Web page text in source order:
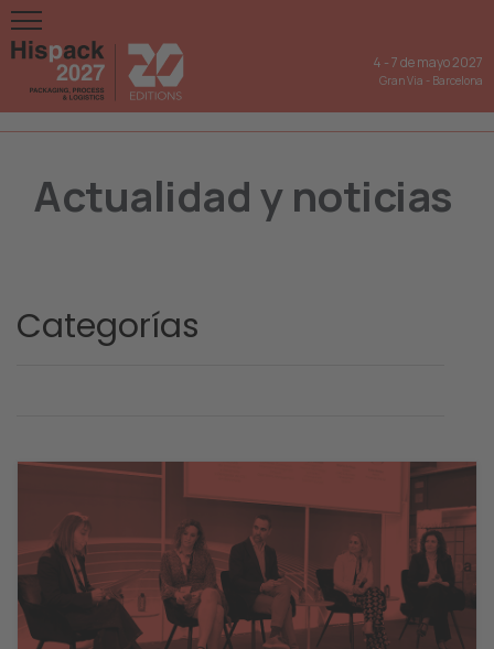
4 -7 de mayo 2027
Gran Via - Barcelona
Actualidad y noticias
Categorías